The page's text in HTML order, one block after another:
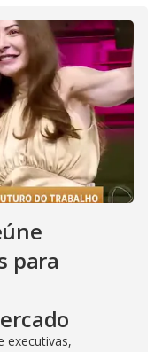
para
executivas,